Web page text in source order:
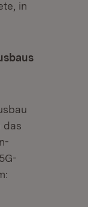
in
das